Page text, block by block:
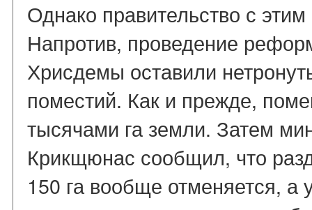
Однако правительство с
Напротив, проведение
Хрисдемы оставили
поместий. Как и прежде,
тысячами га земли. Затем
Крикщюнас сообщил, что
150 га вообще отменяется, а